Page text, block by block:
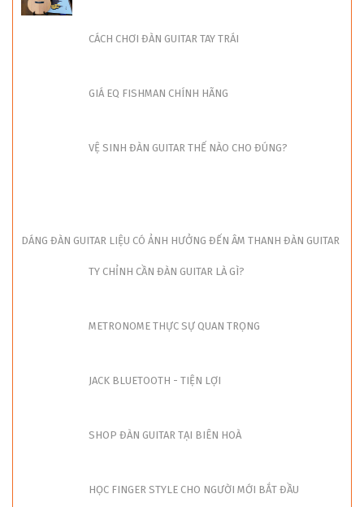
CÁCH CHƠI ĐÀN GUITAR TAY TRÁI
GIÁ EQ FISHMAN CHÍNH HÃNG
VỆ SINH ĐÀN GUITAR THẾ NÀO CHO ĐÚNG?
DÁNG ĐÀN GUITAR LIỆU CÓ ẢNH HƯỞNG ĐẾN ÂM THANH ĐÀN GUITAR
TY CHỈNH CẦN ĐÀN GUITAR LÀ GÌ?
METRONOME THỰC SỰ QUAN TRỌNG
JACK BLUETOOTH - TIỆN LỢI
SHOP ĐÀN GUITAR TẠI BIÊN HOÀ
HỌC FINGER STYLE CHO NGƯỜI MỚI BẮT ĐẦU